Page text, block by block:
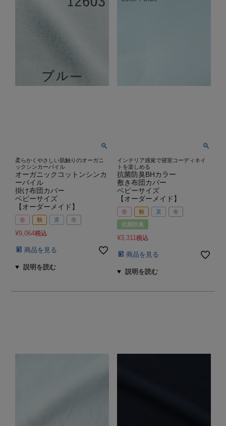
柔らかくやさしい肌触りのオーガニ
ックシンカーパイル
オーガニックコットンシンカ
ーパイル
掛け布団カバー
ベビーサイズ
【オーダーメイド】
春 秋 夏 冬
¥9,064税込
商品を見る
インテリア感覚で寝室コーディネイ
トを楽しめる
抗菌防臭BHカラー
敷き布団カバー
ベビーサイズ
【オーダーメイド】
春 秋 夏 冬
抗菌防臭
¥3,311税込
商品を見る